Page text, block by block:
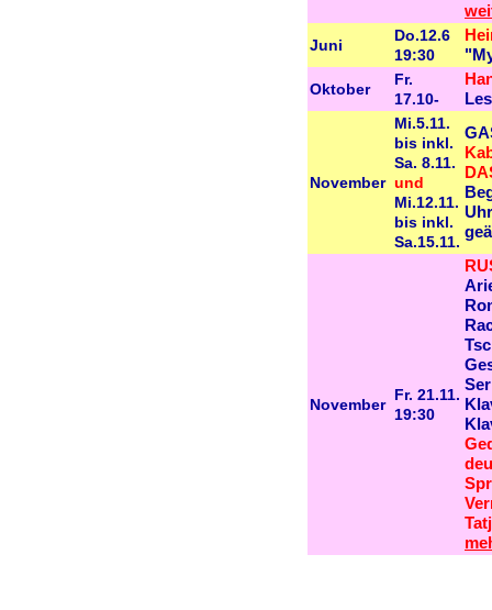
Juni
Do.12.6
19:30
Oktober
Fr.
17.10-
November
Mi.5.11.
bis inkl.
Sa. 8.11.
und
Mi.12.11.
bis inkl.
Sa.15.11.
Uhr
November
Fr. 21.11.
19:30